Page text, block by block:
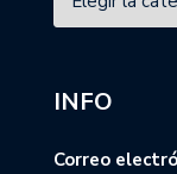
INFO
Correo